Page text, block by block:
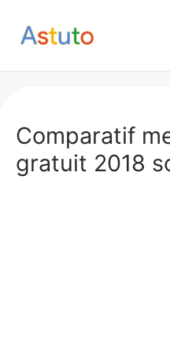
Comparatif
gratuit 2018